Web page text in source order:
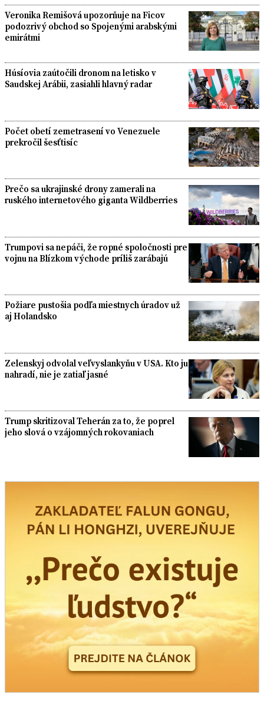
Veronika Remišová upozorňuje na Ficov
podozrivý obchod so Spojenými arabskými
emirátmi
Húsíovia zaútočili dronom na letisko v
Saudskej Arábii, zasiahli hlavný radar
Počet obetí zemetrasení vo Venezuele
prekročil šesťtisíc
Prečo sa ukrajinské drony zamerali na
ruského internetového giganta Wildberries
Trumpovi sa nepáči, že ropné spoločnosti pre
vojnu na Blízkom východe príliš zarábajú
Požiare pustošia podľa miestnych úradov už
aj Holandsko
Zelenskyj odvolal veľvyslankyňu v USA. Kto ju
nahradí, nie je zatiaľ jasné
Trump skritizoval Teherán za to, že poprel
jeho slová o vzájomných rokovaniach